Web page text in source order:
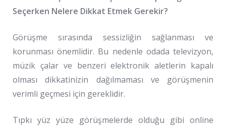
Seçerken Nelere Dikkat Etmek Gerekir?
Görüşme sırasında sessizliğin sağlanması ve
korunması önemlidir. Bu nedenle odada televizyon,
müzik çalar ve benzeri elektronik aletlerin kapalı
olması dikkatinizin dağılmaması ve görüşmenin
verimli geçmesi için gereklidir.
Tıpkı yüz yüze görüşmelerde olduğu gibi online